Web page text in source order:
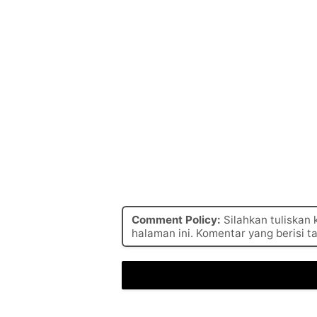
Comment Policy: Silahkan tuliskan
halaman ini. Komentar yang berisi